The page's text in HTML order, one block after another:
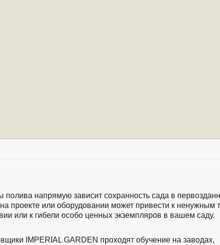
полива напрямую зависит сохранность сада в
проекте или оборудовании может привести к ненужным
или к гибели особо ценных экземпляров в вашем саду.
IMPERIAL GARDEN проходят обучение на заводах,